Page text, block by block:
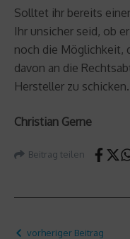
Solltet ihr bereits
Ihr unsicher seid, ob
noch die Möglichkeit,
davon an die
Hersteller zu schicken.
Christian Gerne
Beitrag teilen
vorheriger Beitrag